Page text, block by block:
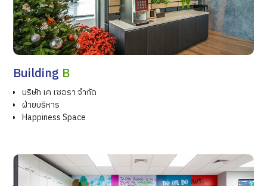
Building B
บริษัท เค เซอรา จำกัด
ฝ่ายบริหาร
Happiness Space